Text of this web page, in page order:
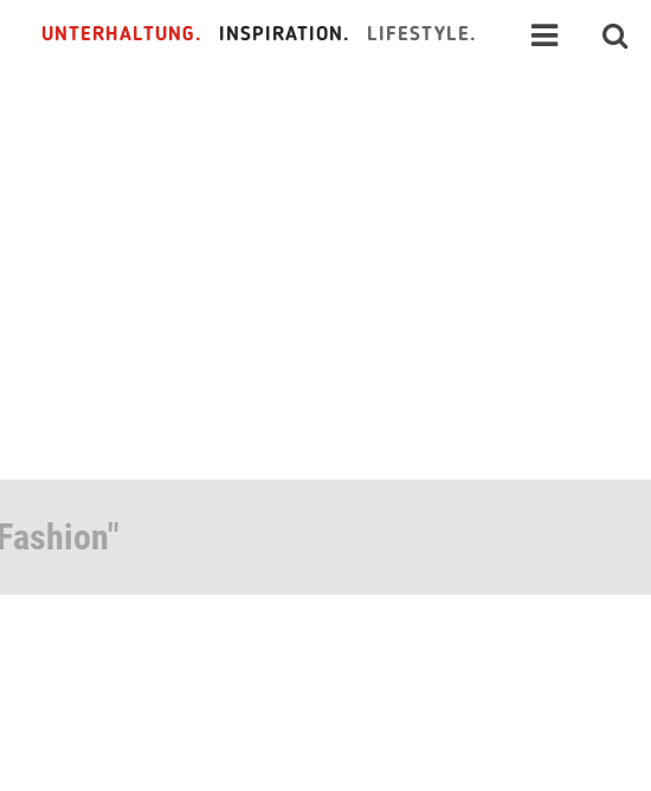
UNTERHALTUNG. INSPIRATION. LIFESTYLE.